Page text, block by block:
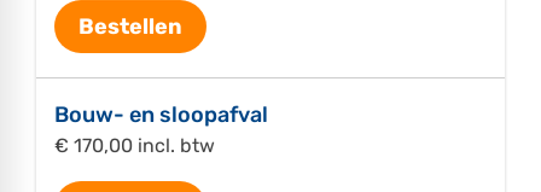
Bestellen
Bouw- en sloopafval
€ 170,00 incl. btw